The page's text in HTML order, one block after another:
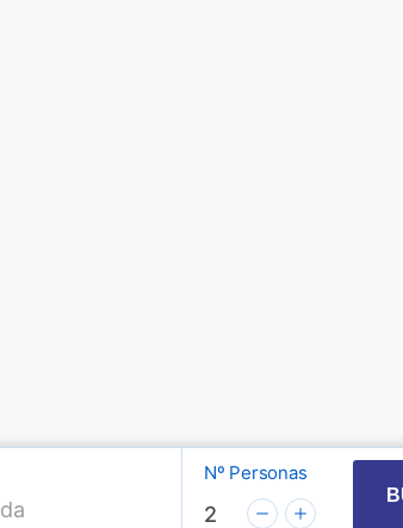
arrow key to interact with the
the down arrow key to interact with
Nº Personas
2